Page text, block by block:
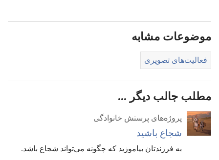
موضوعات مشابه
فعالیت‌های تصویری
مطلب جالب دیگر ...
پروژه‌های پرستش خانوادگی
شجاع باشید
به فرزندتان بیاموزید که چگونه می‌تواند شجاع باشد.‏